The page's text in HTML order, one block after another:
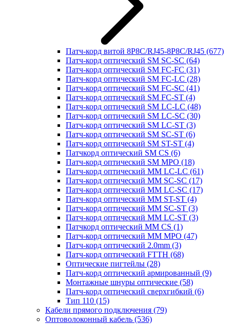
Патч-корд витой 8P8C/RJ45-8P8C/RJ45 (677)
Патч-корд оптический SM SC-SC (64)
Патч-корд оптический SM FC-FC (31)
Патч-корд оптический SM FC-LC (28)
Патч-корд оптический SM FC-SC (41)
Патч-корд оптический SM FC-ST (4)
Патч-корд оптический SM LC-LC (48)
Патч-корд оптический SM LC-SC (30)
Патч-корд оптический SM LC-ST (3)
Патч-корд оптический SM SC-ST (6)
Патч-корд оптический SM ST-ST (4)
Патчкорд оптический SM CS (6)
Патч-корд оптический SM MPO (18)
Патч-корд оптический MM LC-LC (61)
Патч-корд оптический MM SC-SC (17)
Патч-корд оптический MM LC-SC (17)
Патч-корд оптический MM ST-ST (4)
Патч-корд оптический MM SC-ST (3)
Патч-корд оптический MM LC-ST (3)
Патчкорд оптический MM CS (1)
Патч-корд оптический MM MPO (47)
Патч-корд оптический 2.0mm (3)
Патч-корд оптический FTTH (68)
Оптические пигтейлы (28)
Патч-корд оптический армированный (9)
Монтажные шнуры оптические (58)
Патч-корд оптический сверхгибкий (6)
Тип 110 (15)
Кабели прямого подключения (79)
Оптоволоконный кабель (536)